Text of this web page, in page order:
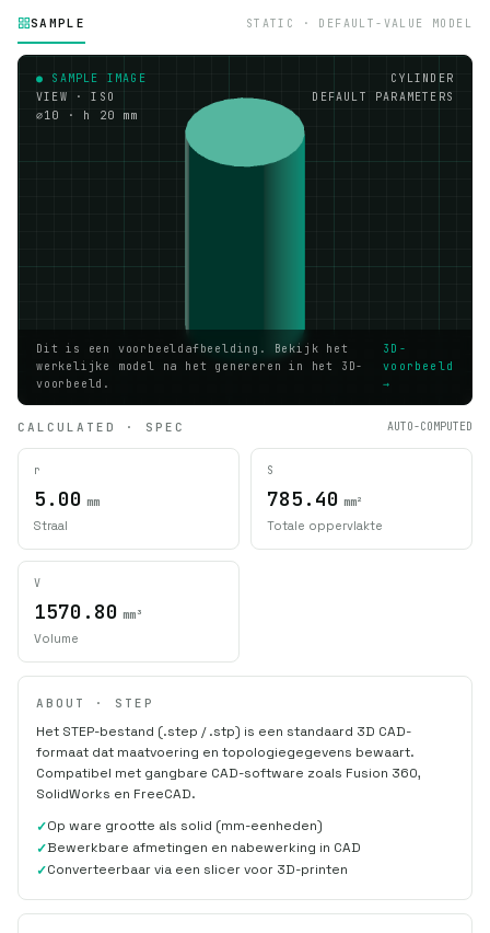
SAMPLE STATIC · DEFAULT-VALUE MODEL
● SAMPLE IMAGE
VIEW · ISO
⌀10 · h 20 mm
CYLINDER
DEFAULT PARAMETERS
Dit is een voorbeeldafbeelding. Bekijk het
werkelijke model na het genereren in het 3D-
voorbeeld.
3D-
voorbeeld
→
CALCULATED · SPEC AUTO-COMPUTED
r
5.00 mm
Straal
S
785.40 mm²
Totale oppervlakte
V
1570.80 mm³
Volume
ABOUT · STEP
Het STEP-bestand (.step / .stp) is een standaard 3D CAD-
formaat dat maatvoering en topologiegegevens bewaart.
Compatibel met gangbare CAD-software zoals Fusion 360,
SolidWorks en FreeCAD.
Op ware grootte als solid (mm-eenheden)
Bewerkbare afmetingen en nabewerking in CAD
Converteerbaar via een slicer voor 3D-printen